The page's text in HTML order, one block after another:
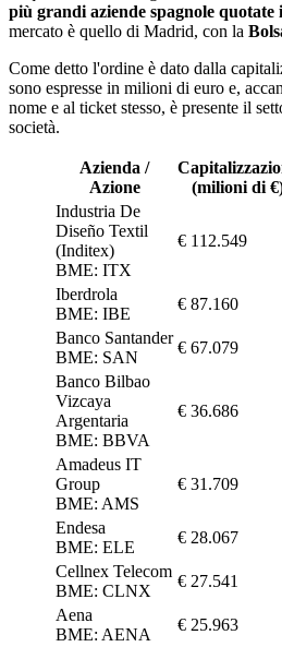
più grandi aziende spagnole quotate
mercato è quello di Madrid, con la
Come detto l'ordine è dato dalla
sono espresse in milioni di euro e,
nome e al ticket stesso, è presente il
società.
Azienda /
Azione
(milioni di
Industria De
Diseño Textil
(Inditex)
BME: ITX
€ 112.549
Iberdrola
BME: IBE
€ 87.160
Banco Santander
BME: SAN
€ 67.079
Banco Bilbao
Vizcaya
Argentaria
BME: BBVA
€ 36.686
Amadeus IT
Group
BME: AMS
€ 31.709
Endesa
BME: ELE
€ 28.067
Cellnex Telecom
BME: CLNX
€ 27.541
Aena
BME: AENA
€ 25.963